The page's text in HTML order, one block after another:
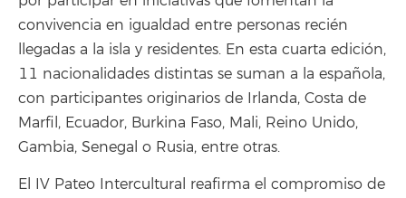
convivencia en igualdad entre personas recién
llegadas a la isla y residentes. En esta cuarta edición,
11 nacionalidades distintas se suman a la española,
con participantes originarios de Irlanda, Costa de
Marfil, Ecuador, Burkina Faso, Mali, Reino Unido,
Gambia, Senegal o Rusia, entre otras.
El IV Pateo Intercultural reafirma el compromiso de